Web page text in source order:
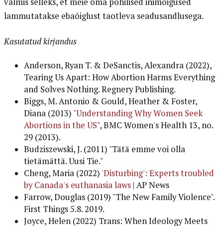
lammutatakse ebaõiglust taotleva seadusandlusega.
Kasutatud kirjandus
Anderson, Ryan T. & DeSanctis, Alexandra (2022),
Tearing Us Apart: How Abortion Harms Everything
and Solves Nothing. Regnery Publishing.
Biggs, M. Antonio & Gould, Heather & Foster,
Diana (2013) "Understanding Why Women Seek
Abortions in the US", BMC Women's Health 13, no.
29 (2013).
Budziszewski, J. (2011) "Tätä emme voi olla
tietämättä. Uusi Tie."
Cheng, Maria (2022) 'Disturbing': Experts troubled
by Canada's euthanasia laws| AP News
Farrow, Douglas (2019) "The New Family Violence".
First Things 5.8. 2019.
Joyce, Helen (2022) Trans: When Ideology Meets